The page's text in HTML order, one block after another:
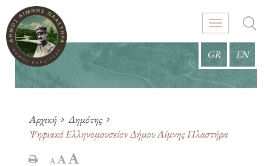
GR EN
Αρχική
Δημότης
Ψηφιακό Ελληνομουσείον Δήμου Λίμνης Πλαστήρα